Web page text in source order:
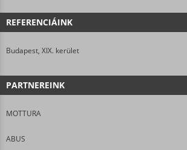
REFERENCIÁINK
Budapest, XIX. kerület
PARTNEREINK
MOTTURA
ABUS